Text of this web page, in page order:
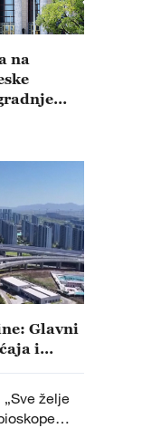
na
Glavni
i
želje